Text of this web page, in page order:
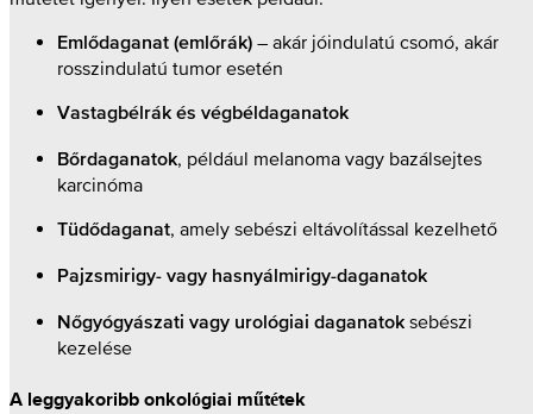
Emlődaganat (emlőrák) – akár jóindulatú csomó, akár
rosszindulatú tumor esetén
Vastagbélrák és végbéldaganatok
Bőrdaganatok, például melanoma vagy bazálsejtes
karcinóma
Tüdődaganat, amely sebészi eltávolítással kezelhető
Pajzsmirigy- vagy hasnyálmirigy-daganatok
Nőgyógyászati vagy urológiai daganatok sebészi
kezelése
A leggyakoribb onkológiai műtétek